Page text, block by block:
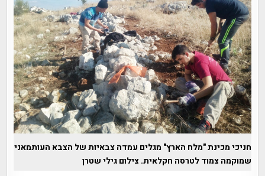
חניכי מכינת "מלח הארץ" מגלים עמדה צבאיות של הצבא העותמאני
שמוקמה צמוד לטרסה חקלאית. צילום גילי שטרן